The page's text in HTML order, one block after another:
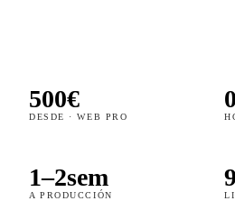
500€
DESDE · WEB PRO
1–2sem
A PRODUCCIÓN